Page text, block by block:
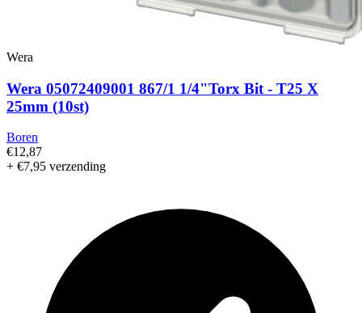
Wera
Wera 05072409001 867/1 1/4"Torx Bit - T25 X
25mm (10st)
Boren
€12,87
+ €7,95 verzending